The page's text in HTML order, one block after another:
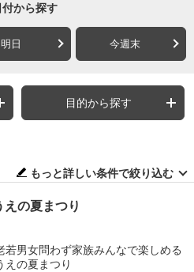
付から探す
明日 今週末
目的から探す
もっと詳しい条件で絞り込む
の夏まつり
若男女問わず家族みんなで楽しめる
えの夏まつり